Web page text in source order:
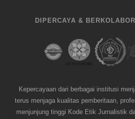
DIPERCAYA &
Kepercayaan dari berbagai institusi
terus menjaga kualitas pemberitaan,
menjunjung tinggi Kode Etik Jurnalistik